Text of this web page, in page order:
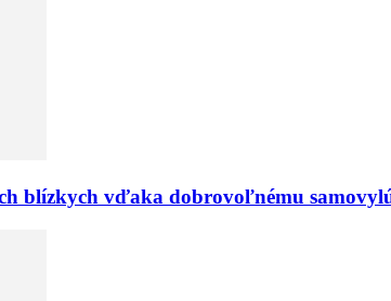
blízkych vďaka dobrovoľnému